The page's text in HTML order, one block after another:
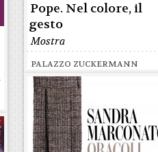
Pope. Nel colore, il
gesto
Mostra
PALAZZO ZUCKERMANN